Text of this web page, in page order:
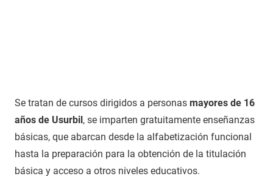
Se tratan de cursos dirigidos a personas mayores de 16
años de Usurbil, se imparten gratuitamente enseñanzas
básicas, que abarcan desde la alfabetización funcional
hasta la preparación para la obtención de la titulación
básica y acceso a otros niveles educativos.